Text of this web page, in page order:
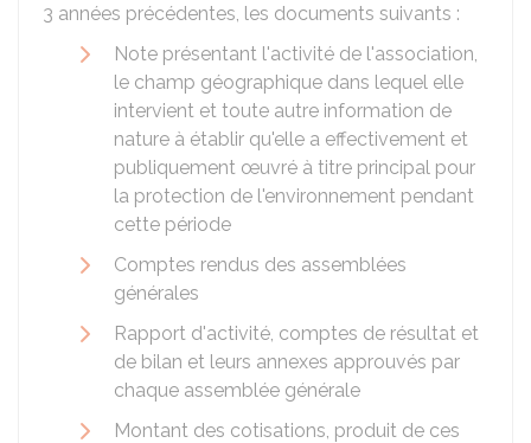
3 années précédentes, les documents suivants :
Note présentant l'activité de l'association,
le champ géographique dans lequel elle
intervient et toute autre information de
nature à établir qu'elle a effectivement et
publiquement œuvré à titre principal pour
la protection de l'environnement pendant
cette période
Comptes rendus des assemblées
générales
Rapport d'activité, comptes de résultat et
de bilan et leurs annexes approuvés par
chaque assemblée générale
Montant des cotisations, produit de ces